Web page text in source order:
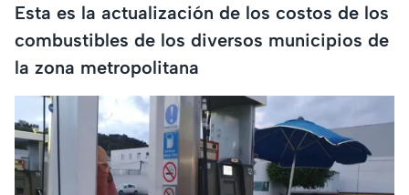
Esta es la actualización de los costos de los
combustibles de los diversos municipios de
la zona metropolitana